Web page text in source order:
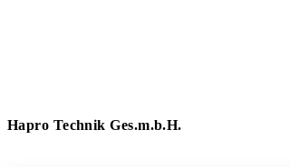
Hapro Technik Ges.m.b.H.